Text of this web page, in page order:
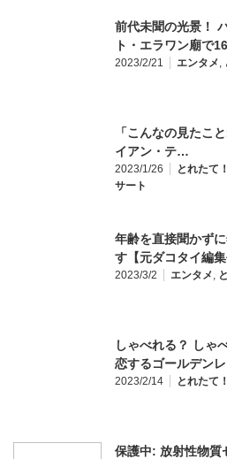
前代未聞の光景！
ト・エラワン廟で
2023/2/21 エンタメ,
「こんなの見たこ
イアン・テ…
2023/1/26 とれたて
サート
年齢を直接聞かず
す【元ダコタイ編
2023/3/2 エンタメ,
しゃべれる？ しゃ
恋するゴールデン
2023/2/14 とれたて
保護中: 放射性物質